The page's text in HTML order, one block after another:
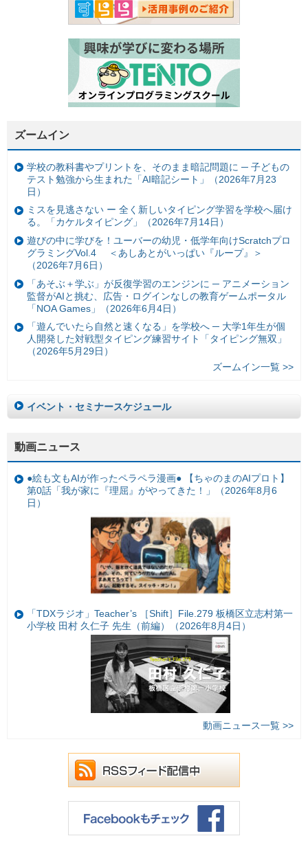
ズームイン
学校の教科書やプリントを、そのまま暗記問題に ─ 子どもの
テスト勉強から生まれた「AI暗記シート」（2026年7月23
日）
ミスを見逃さない ー 全く新しいタイピング学習を学校へ届け
る。「カケルタイピング」（2026年7月14日）
遊びの中に学びを！ユーバーの幼児・低学年向けScratchプロ
グラミングVol.4 ＜あしあとがいっぱい『ループ』＞
（2026年7月6日）
「あそぶ＋学ぶ」が反復学習のエンジンに ─ アニメーション
監督がAIと挑む、広告・ログインなしの教育ゲームポータル
「NOA Games」（2026年6月4日）
「遊んでいたら自然と速くなる」を学校へ ─ 大学1年生が個
人開発した対戦型タイピング練習サイト「タイピング無双」
（2026年5月29日）
ズームイン一覧 >>
イベント・セミナースケジュール
動画ニュース
●絵も文もAIが作ったペラペラ漫画● 【ちゃのまのAIプロト】
第0話「我が家に『理屈』がやってきた！」（2026年8月6
日）
「TDXラジオ」Teacher’s ［Shift］File.279 板橋区立志村第一
小学校 田村 久仁子 先生（前編）（2026年8月4日）
動画ニュース一覧 >>